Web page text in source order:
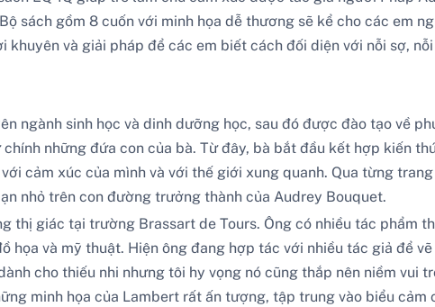
sách gồm 8 cuốn với minh họa dễ thương sẽ kể cho các em
và giải pháp để các em biết cách đối diện với nỗi sợ,
ngành sinh học và dinh dưỡng học, sau đó được đào tạo về
những đứa con của bà. Từ đây, bà bắt đầu kết hợp kiến
cảm xúc của mình và với thế giới xung quanh. Qua từng
nhỏ trên con đường trưởng thành của Audrey Bouquet.
thị giác tại trường Brassart de Tours. Ông có nhiều tác phẩm
và mỹ thuật. Hiện ông đang hợp tác với nhiều tác giả để
cho thiếu nhi nhưng tôi hy vọng nó cũng thắp nên niềm vui
minh họa của Lambert rất ấn tượng, tập trung vào biểu cảm